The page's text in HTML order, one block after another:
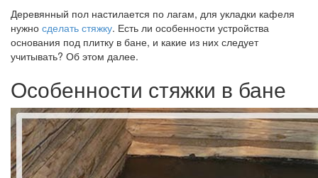
Деревянный пол настилается по лагам, для укладки кафеля
нужно сделать стяжку. Есть ли особенности устройства
основания под плитку в бане, и какие из них следует
учитывать? Об этом далее.
Особенности стяжки в бане